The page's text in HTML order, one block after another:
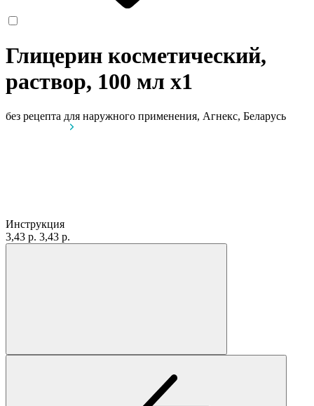
Глицерин косметический,
раствор, 100 мл x1
без рецепта для наружного применения, Агнекс, Беларусь
Инструкция
3,43 р. 3,43 р.